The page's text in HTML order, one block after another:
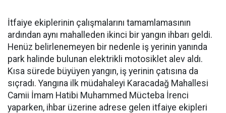
İtfaiye ekiplerinin çalışmalarını tamamlamasının
ardından aynı mahalleden ikinci bir yangın ihbarı geldi.
Henüz belirlenemeyen bir nedenle iş yerinin yanında
park halinde bulunan elektrikli motosiklet alev aldı.
Kısa sürede büyüyen yangın, iş yerinin çatısına da
sıçradı. Yangına ilk müdahaleyi Karacadağ Mahallesi
Camii İmam Hatibi Muhammed Mücteba İrenci
yaparken, ihbar üzerine adrese gelen itfaiye ekipleri